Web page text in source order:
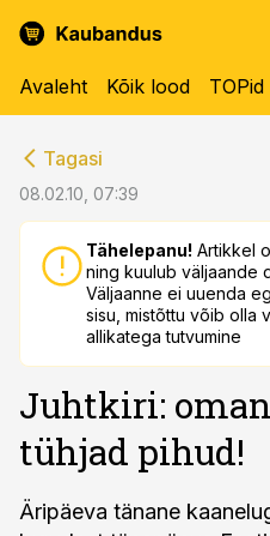
Avaleht Kõik lood TOPid
Tagasi
08.02.10, 07:39
Tähelepanu! Artikkel
ning kuulub väljaande
Väljaanne ei uuenda
sisu, mistõttu võib olla
allikatega tutvumine
Juhtkiri:
tühjad pihud!
Äripäeva tänane